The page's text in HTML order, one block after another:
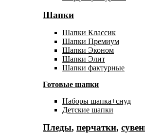
Шапки
Шапки Классик
Шапки Премиум
Шапки Эконом
Шапки Элит
Шапки фактурные
Готовые шапки
Наборы шапка+снуд
Детские шапки
Пледы, перчатки,